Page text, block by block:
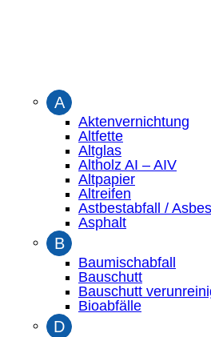
A
Aktenvernichtung
Altfette
Altglas
Altholz AI – AIV
Altpapier
Altreifen
Astbestabfall /
Asphalt
B
Baumischabfall
Bauschutt
Bauschutt
Bioabfälle
D